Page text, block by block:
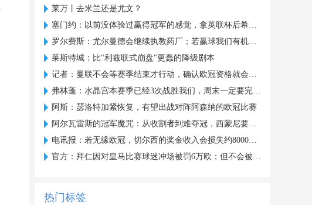
莱万丨去米兰还是尤文？
塞门约：以前没体验过赢得冠军的感觉，拿英联杯后希望能持续
罗尔费斯：尤尔曼德会继续执教药厂；若赢球我们有机会进欧冠
莱斯特城：比"利兹联式崩盘"更蠢的降级剧本
记者：曼联不会等赛季结束才行动，确认欧冠资格就会推进选帅
弗林蓬：水晶宫本赛季已经3次战胜我们，周末一定要完成复仇
阿斯：瑟洛特加紧恢复，有望出战对阵阿森纳的欧冠比赛
阿尔瓦雷斯的冠军魔咒：从收割者到难夺冠，西蒙尼要怎么“拯救”
电讯报：若无缘欧冠，切尔西的奖金收入会损失约8000万英镑
官方：拜仁因对皇马比赛球迷冲场被罚6万欧；但不会被罚空场
热门标签